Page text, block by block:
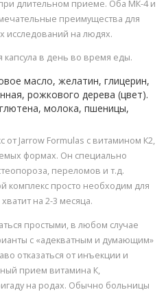
длительном приеме. Оба МК-4 и
преимущества для
исследований на людях.
в день во время еды.
масло, желатин, глицерин,
рожкового дерева (цвет).
молока, пшеницы,
от Jarrow Formulas с витамином К2,
формах. Он специально
переломов и т.д.
комплекс просто необходим для
на 2-3 месяца.
простыми, в любом случае
с «адекватным и думающим»
отказаться от инъекции и
прием витамина К,
на родах. Обычно больницы